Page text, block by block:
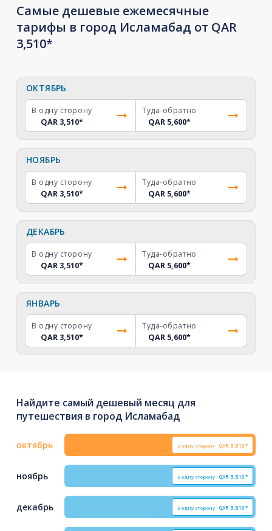
Самые дешевые ежемесячные
тарифы в город Исламабад от QAR
3,510*
ОКТЯБРЬ
В одну сторону
QAR 3,510*
Туда-обратно
QAR 5,600*
НОЯБРЬ
В одну сторону
QAR 3,510*
Туда-обратно
QAR 5,600*
ДЕКАБРЬ
В одну сторону
QAR 3,510*
Туда-обратно
QAR 5,600*
ЯНВАРЬ
В одну сторону
QAR 3,510*
Туда-обратно
QAR 5,600*
Найдите самый дешевый месяц для
путешествия в город Исламабад
октябрь В одну сторону QAR 3,510*
ноябрь В одну сторону QAR 3,510*
декабрь В одну сторону QAR 3,510*